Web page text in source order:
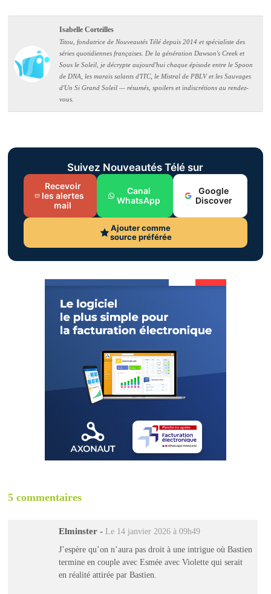
Isabelle Corteilles
Titou, fondatrice de Nouveautés Télé depuis 2014 et spécialiste des
séries quotidiennes françaises. De la génération Dawson's Creek et
Sous le Soleil, je décrypte aujourd'hui chaque épisode entre le Spoon
de DNA, les marais salants d'ITC, le Mistral de PBLV et les Sauvages
d'Un Si Grand Soleil — résumés, spoilers et indiscrétions au rendez-
vous.
Suivez Nouveautés Télé sur
Recevoir
les alertes
mail
Canal
WhatsApp
Google
Discover
Ajouter comme
source préférée
5 commentaires
Elminster - Le 14 janvier 2026 à 09h49
J’espère qu’on n’aura pas droit à une intrigue où Bastien
termine en couple avec Esmée avec Violette qui serait
en réalité attirée par Bastien.